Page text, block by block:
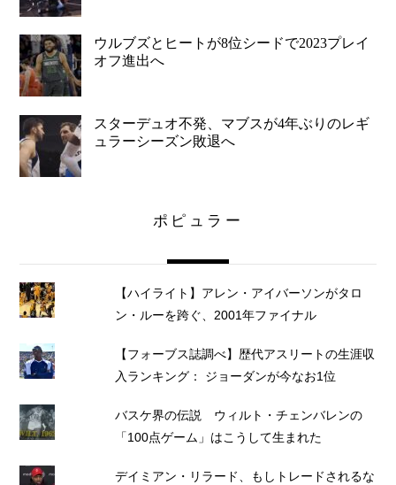
ウルブズとヒートが8位シードで2023プレイ
オフ進出へ
スターデュオ不発、マブスが4年ぶりのレギ
ュラーシーズン敗退へ
ポピュラー
【ハイライト】アレン・アイバーソンがタロ
ン・ルーを跨ぐ、2001年ファイナル
【フォーブス誌調べ】歴代アスリートの生涯収
入ランキング： ジョーダンが今なお1位
バスケ界の伝説 ウィルト・チェンバレンの
「100点ゲーム」はこうして生まれた
デイミアン・リラード、もしトレードされるな